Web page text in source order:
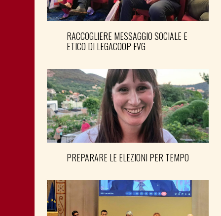
RACCOGLIERE MESSAGGIO SOCIALE E
ETICO DI LEGACOOP FVG
PREPARARE LE ELEZIONI PER TEMPO